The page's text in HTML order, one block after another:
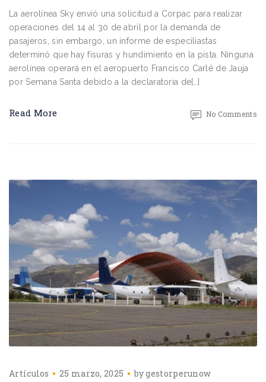
La aerolínea Sky envió una solicitud a Corpac para realizar
operaciones del 14 al 30 de abril por la demanda de
pasajeros, sin embargo, un informe de especiliastas
determinó que hay fisuras y hundimiento en la pista. Ninguna
aerolínea operará en el aeropuerto Francisco Carlé de Jauja
por Semana Santa debido a la declaratoria de[…]
Read More No Comments
Artículos 25 marzo, 2025 bygestorperunow